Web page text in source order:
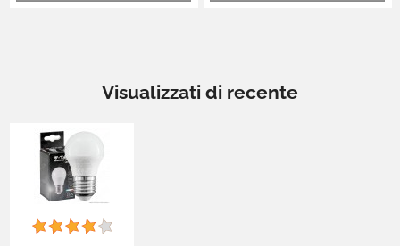
Visualizzati di recente